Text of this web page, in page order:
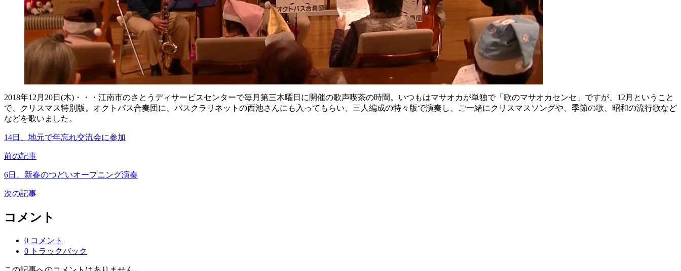
2018年12月20日(木)・・・江南市のさとうディサービスセンターで毎月第三木曜日に開催の歌声喫茶の時間。いつもはマサオカが単独で「歌のマサオカセンセ」ですが、12月ということ
で、クリスマス特別版。オクトパス合奏団に、バスクラリネットの西池さんにも入ってもらい、三人編成の特々版で演奏し、ご一緒にクリスマスソングや、季節の歌、昭和の流行歌など
などを歌いました。
14日、地元で年忘れ交流会に参加
前の記事
6日、新春のつどいオープニング演奏
次の記事
コメント
0 コメント
0 トラックバック